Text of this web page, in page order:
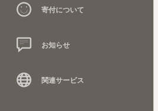
寄付について
お知らせ
関連サービス